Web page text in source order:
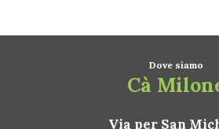
Dove siamo
Cà
Via per San